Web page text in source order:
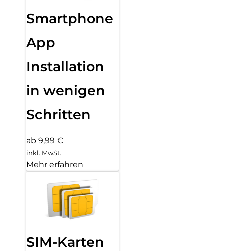
Smartphone
App
Installation
in wenigen
Schritten
ab 9,99 €
inkl. MwSt.
Mehr erfahren
SIM-Karten